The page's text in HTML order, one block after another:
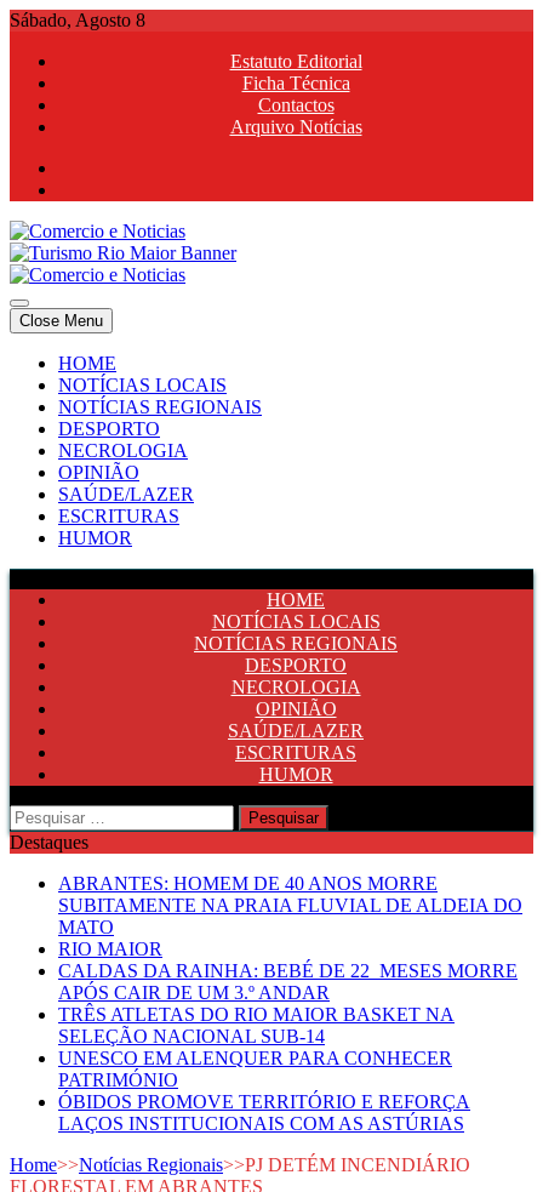
Skip
content
Sábado, Agosto 8
Estatuto Editorial
Ficha Técnica
Contactos
Arquivo Notícias
Comercio e Noticias
Notícias e Publicidade Online
Comercio e Noticias
Notícias e Publicidade Online
Close Menu
HOME
NOTÍCIAS LOCAIS
NOTÍCIAS REGIONAIS
DESPORTO
NECROLOGIA
OPINIÃO
SAÚDE/LAZER
ESCRITURAS
HUMOR
HOME
NOTÍCIAS LOCAIS
NOTÍCIAS REGIONAIS
DESPORTO
NECROLOGIA
OPINIÃO
SAÚDE/LAZER
ESCRITURAS
HUMOR
Pesquisar
por:
Destaques
ABRANTES: HOMEM DE 40 ANOS MORRE
SUBITAMENTE NA PRAIA FLUVIAL DE ALDEIA DO
MATO
RIO MAIOR
CALDAS DA RAINHA: BEBÉ DE 22 MESES MORRE
APÓS CAIR DE UM 3.º ANDAR
TRÊS ATLETAS DO RIO MAIOR BASKET NA
SELEÇÃO NACIONAL SUB-14
UNESCO EM ALENQUER PARA CONHECER
PATRIMÓNIO
ÓBIDOS PROMOVE TERRITÓRIO E REFORÇA
LAÇOS INSTITUCIONAIS COM AS ASTÚRIAS
Home>>Notícias Regionais>>PJ DETÉM INCENDIÁRIO
FLORESTAL EM ABRANTES